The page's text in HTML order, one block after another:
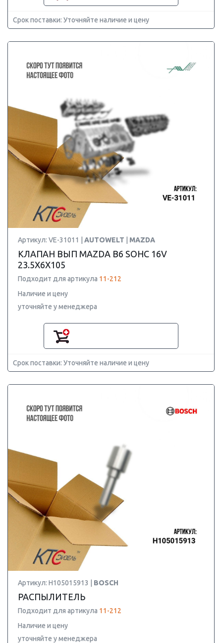
Срок поставки: Уточняйте наличие и цену
Артикул: VE-31011 | AUTOWELT MAZDA
КЛАПАН ВЫП MAZDA B6 SOHC 16V
23.5X6X105
Подходит для артикула 11-212
Наличие и цену
уточняйте у менеджера
Срок поставки: Уточняйте наличие и цену
Артикул: H105015913 | BOSCH
РАСПЫЛИТЕЛЬ
Подходит для артикула 11-212
Наличие и цену
уточняйте у менеджера